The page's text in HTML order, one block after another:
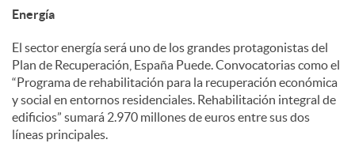
Energía
El sector energía será uno de los grandes protagonistas del
Plan de Recuperación, España Puede. Convocatorias como el
“Programa de rehabilitación para la recuperación económica
y social en entornos residenciales. Rehabilitación integral de
edificios” sumará 2.970 millones de euros entre sus dos
líneas principales.